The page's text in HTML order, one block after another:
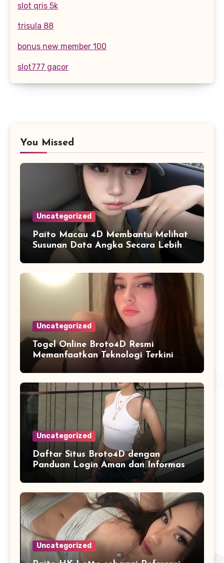
slot qris 5k
trisula 88
bonus new member 100
slot777 gacor
You Missed
Uncategorized
Paito Macau 4D Membantu Melihat
Susunan Data Angka Secara Lebih
Praktis dan Efisien
Uncategorized
Togel Online Broto4D Resmi
Memanfaatkan Teknologi Terkini
untuk Meningkatkan Kualitas
Layanan Digital
Uncategorized
Daftar Situs Broto4D dengan
Panduan Login Aman dan Informasi
Uncategorized